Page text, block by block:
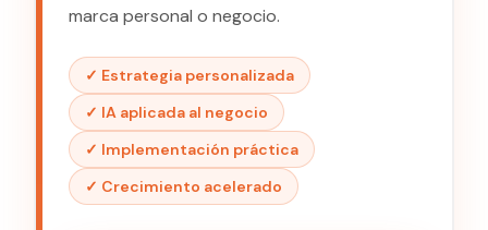
marca personal o negocio.
✓ Estrategia personalizada
✓ IA aplicada al negocio
✓ Implementación práctica
✓ Crecimiento acelerado